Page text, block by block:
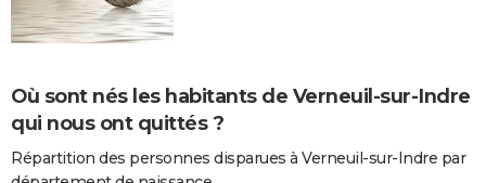
Où sont nés les habitants de Verneuil-sur-Indre
qui nous ont quittés ?
Répartition des personnes disparues à Verneuil-sur-Indre par